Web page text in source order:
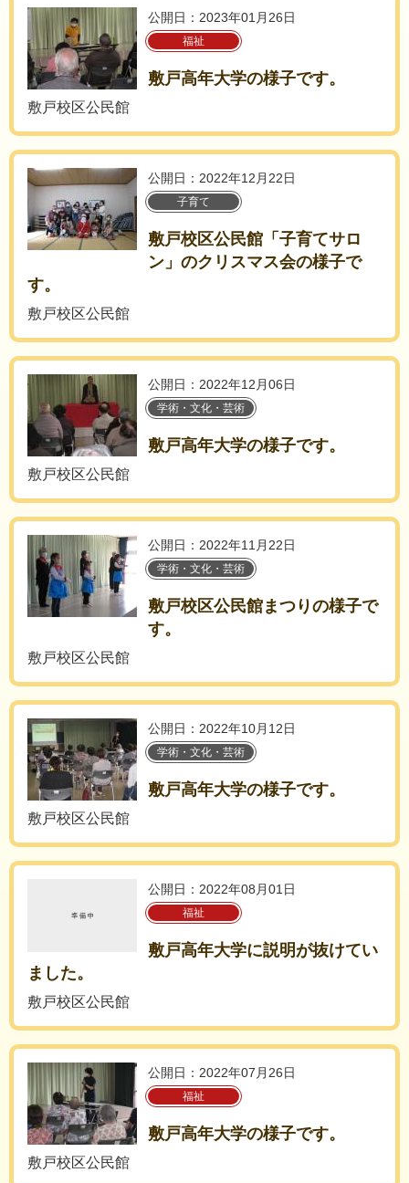
公開日：2023年01月26日
福祉
敷戸高年大学の様子です。
敷戸校区公民館
公開日：2022年12月22日
子育て
敷戸校区公民館「子育てサロ
ン」のクリスマス会の様子で
す。
敷戸校区公民館
公開日：2022年12月06日
学術・文化・芸術
敷戸高年大学の様子です。
敷戸校区公民館
公開日：2022年11月22日
学術・文化・芸術
敷戸校区公民館まつりの様子で
す。
敷戸校区公民館
公開日：2022年10月12日
学術・文化・芸術
敷戸高年大学の様子です。
敷戸校区公民館
公開日：2022年08月01日
福祉
敷戸高年大学に説明が抜けてい
ました。
敷戸校区公民館
公開日：2022年07月26日
福祉
敷戸高年大学の様子です。
敷戸校区公民館